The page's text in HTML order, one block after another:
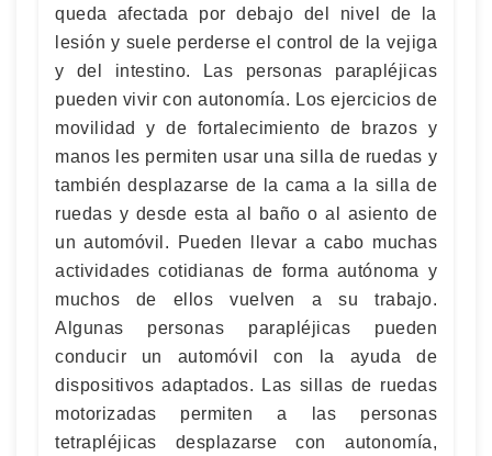
queda afectada por debajo del nivel de la
lesión y suele perderse el control de la vejiga
y del intestino. Las personas parapléjicas
pueden vivir con autonomía. Los ejercicios de
movilidad y de fortalecimiento de brazos y
manos les permiten usar una silla de ruedas y
también desplazarse de la cama a la silla de
ruedas y desde esta al baño o al asiento de
un automóvil. Pueden llevar a cabo muchas
actividades cotidianas de forma autónoma y
muchos de ellos vuelven a su trabajo.
Algunas personas parapléjicas pueden
conducir un automóvil con la ayuda de
dispositivos adaptados. Las sillas de ruedas
motorizadas permiten a las personas
tetrapléjicas desplazarse con autonomía,